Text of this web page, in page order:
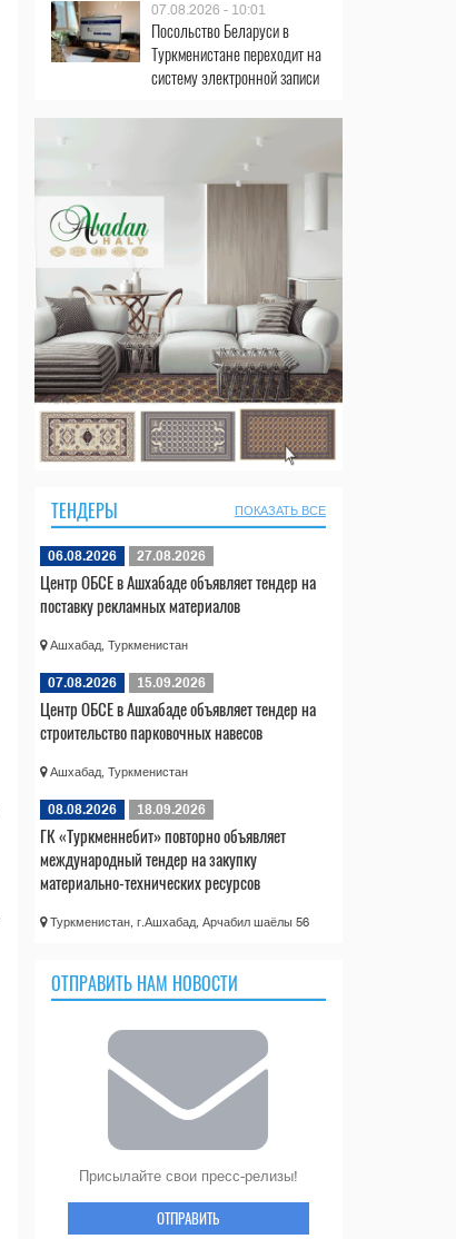
07.08.2026 - 10:01
Посольство Беларуси в
Туркменистане переходит на
систему электронной записи
ТЕНДЕРЫ ПОКАЗАТЬ ВСЕ
06.08.2026 27.08.2026
Центр ОБСЕ в Ашхабаде объявляет тендер на
поставку рекламных материалов
Ашхабад, Туркменистан
07.08.2026 15.09.2026
Центр ОБСЕ в Ашхабаде объявляет тендер на
строительство парковочных навесов
Ашхабад, Туркменистан
08.08.2026 18.09.2026
ГК «Туркменнебит» повторно объявляет
международный тендер на закупку
материально-технических ресурсов
Туркменистан, г.Ашхабад, Арчабил шаёлы 56
ОТПРАВИТЬ НАМ НОВОСТИ
Присылайте свои пресс-релизы!
ОТПРАВИТЬ